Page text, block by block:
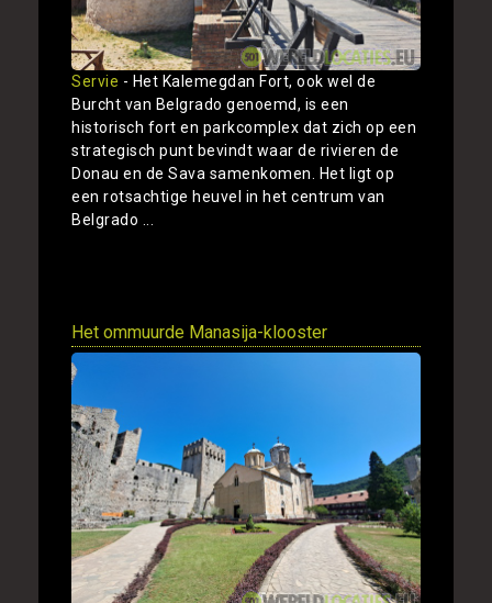
Servie - Het Kalemegdan Fort, ook wel de
Burcht van Belgrado genoemd, is een
historisch fort en parkcomplex dat zich op een
strategisch punt bevindt waar de rivieren de
Donau en de Sava samenkomen. Het ligt op
een rotsachtige heuvel in het centrum van
Belgrado ...
Het ommuurde Manasija-klooster